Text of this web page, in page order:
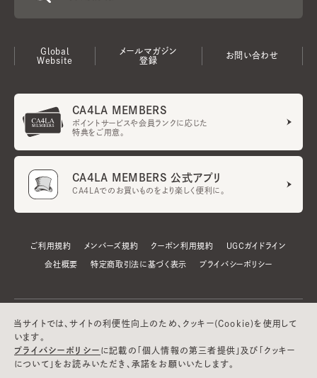
Global
Website
メールマガジン
登録
お問い合わせ
CA4LA MEMBERS
ポイントサービスや会員ランクに応じた
特典をご用意。
CA4LA MEMBERS 公式アプリ
CA4LAでのお買いものをより楽しく便利に。
ご利用規約 メンバーズ規約 クーポン利用規約 UGCガイドライン
会社概要 特定商取引法に基づく表示 プライバシーポリシー
当サイトでは、サイトの利便性向上のため、クッキー(Cookie)を使用して
います。
プライバシーポリシー に記載の「個人情報の第三者提供」及び「クッキー
について」をお読みいただき、承諾をお願いいたします。